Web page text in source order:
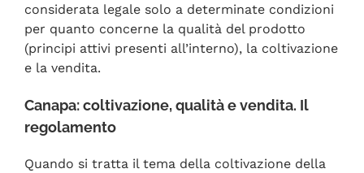
considerata legale solo a determinate condizioni
per quanto concerne la qualità del prodotto
(principi attivi presenti all’interno), la coltivazione
e la vendita.
Canapa: coltivazione, qualità e vendita. Il
regolamento
Quando si tratta il tema della coltivazione della